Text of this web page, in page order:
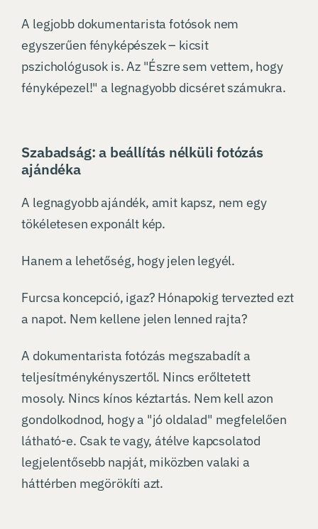
A legjobb dokumentarista fotósok nem
egyszerűen fényképészek – kicsit
pszichológusok is. Az "Észre sem vettem, hogy
fényképezel!" a legnagyobb dicséret számukra.
Szabadság: a beállítás nélküli fotózás
ajándéka
A legnagyobb ajándék, amit kapsz, nem egy
tökéletesen exponált kép.
Hanem a lehetőség, hogy jelen legyél.
Furcsa koncepció, igaz? Hónapokig tervezted ezt
a napot. Nem kellene jelen lenned rajta?
A dokumentarista fotózás megszabadít a
teljesítménykényszertől. Nincs erőltetett
mosoly. Nincs kínos kéztartás. Nem kell azon
gondolkodnod, hogy a "jó oldalad" megfelelően
látható-e. Csak te vagy, átélve kapcsolatod
legjelentősebb napját, miközben valaki a
háttérben megörökíti azt.